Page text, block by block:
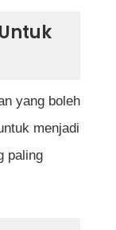
yang boleh
menjadi
paling